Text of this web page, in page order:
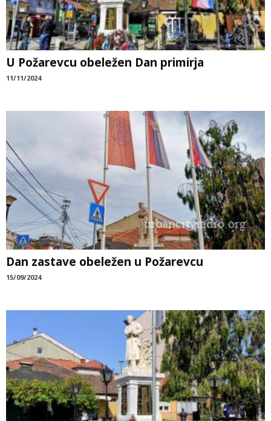
U Požarevcu obeležen Dan primirja
11/11/2024
Dan zastave obeležen u Požarevcu
15/09/2024